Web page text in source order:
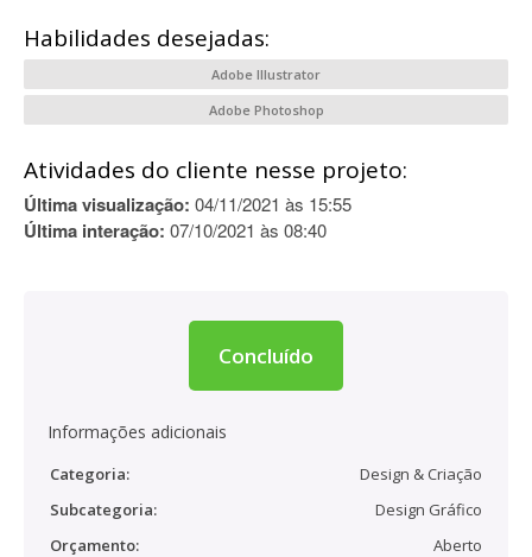
Habilidades desejadas:
Adobe Illustrator
Adobe Photoshop
Atividades do cliente nesse projeto:
Última visualização: 04/11/2021 às 15:55
Última interação: 07/10/2021 às 08:40
Concluído
Informações adicionais
Categoria:
Design & Criação
Subcategoria:
Design Gráfico
Orçamento:
Aberto